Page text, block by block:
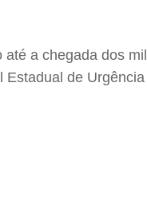
a chegada dos
de